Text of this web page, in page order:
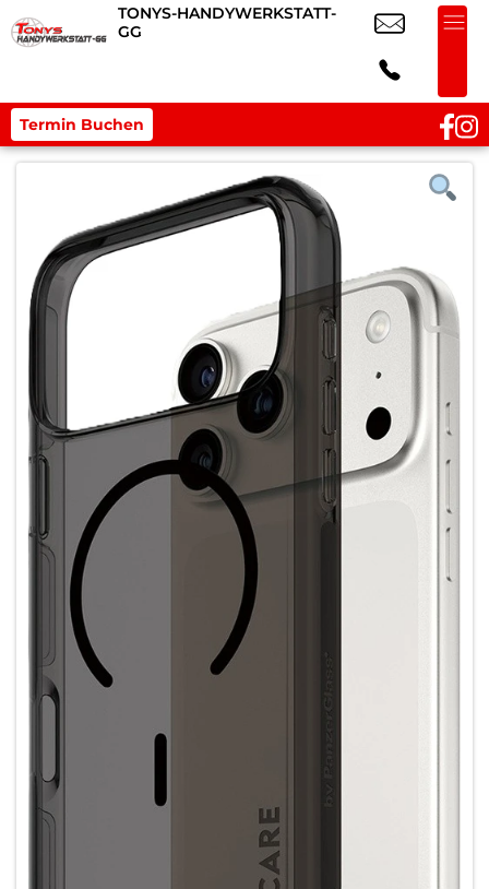
TONYS-HANDYWERKSTATT-
GG
Termin Buchen